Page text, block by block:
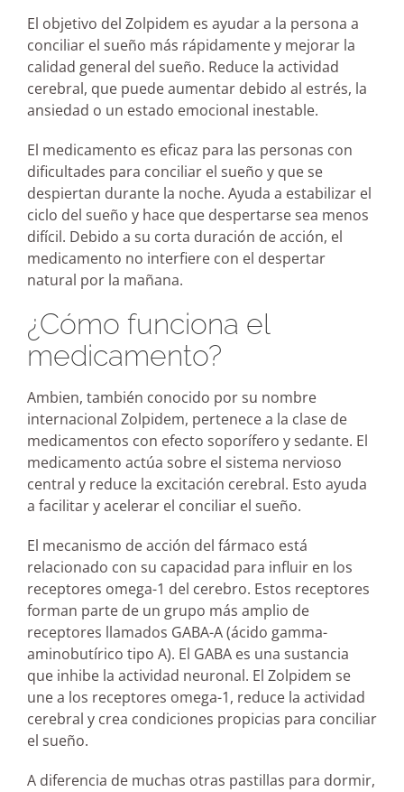
El objetivo del Zolpidem es ayudar a la persona a
conciliar el sueño más rápidamente y mejorar la
calidad general del sueño. Reduce la actividad
cerebral, que puede aumentar debido al estrés, la
ansiedad o un estado emocional inestable.
El medicamento es eficaz para las personas con
dificultades para conciliar el sueño y que se
despiertan durante la noche. Ayuda a estabilizar el
ciclo del sueño y hace que despertarse sea menos
difícil. Debido a su corta duración de acción, el
medicamento no interfiere con el despertar
natural por la mañana.
¿Cómo funciona el
medicamento?
Ambien, también conocido por su nombre
internacional Zolpidem, pertenece a la clase de
medicamentos con efecto soporífero y sedante. El
medicamento actúa sobre el sistema nervioso
central y reduce la excitación cerebral. Esto ayuda
a facilitar y acelerar el conciliar el sueño.
El mecanismo de acción del fármaco está
relacionado con su capacidad para influir en los
receptores omega-1 del cerebro. Estos receptores
forman parte de un grupo más amplio de
receptores llamados GABA-A (ácido gamma-
aminobutírico tipo A). El GABA es una sustancia
que inhibe la actividad neuronal. El Zolpidem se
une a los receptores omega-1, reduce la actividad
cerebral y crea condiciones propicias para conciliar
el sueño.
A diferencia de muchas otras pastillas para dormir,